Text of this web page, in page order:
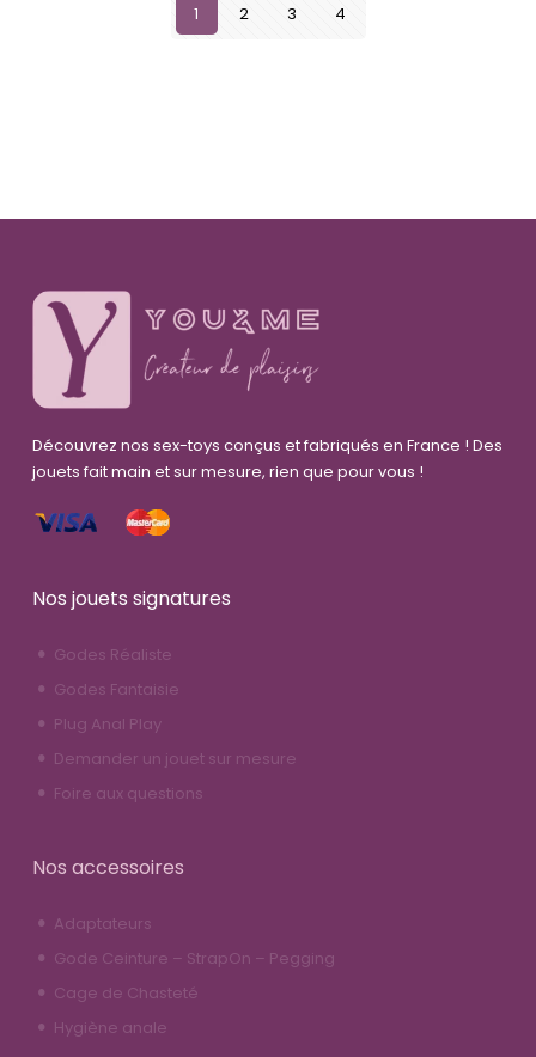
1 2 3 4
Découvrez nos sex-toys conçus et fabriqués en France ! Des
jouets fait main et sur mesure, rien que pour vous !
Nos jouets signatures
Godes Réaliste
Godes Fantaisie
Plug Anal Play
Demander un jouet sur mesure
Foire aux questions
Nos accessoires
Adaptateurs
Gode Ceinture – StrapOn – Pegging
Cage de Chasteté
Hygiène anale